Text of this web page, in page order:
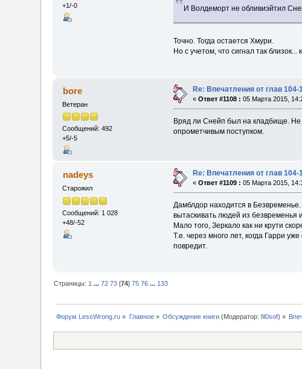
+1/-0
И Волдеморт не обливиэйтил
Точно. Тогда остается Хмури.
Но с учетом, что сигнал так
bore
Ветеран
Сообщений: 492
+5/-5
Re: Впечатления от глав 104-
«Ответ #1108 : 05 Марта 2015,
Вряд ли Снейп был на кладбище. Не
опрометчивым поступком.
nadeys
Старожил
Сообщений: 1 028
+48/-52
Re: Впечатления от глав 104-
«Ответ #1109 : 05 Марта 2015,
Дамблдор находится в
вытаскивать людей из
Мало того, Зеркало как ни крути
Т.е. через много лет, когда Гарри
повредит.
Страницы: 1 ...72 73 [74]75 76 ... 133
Форум LessWrong.ru » Главное» Обсуждение книги (Модератор:fil0sof) »